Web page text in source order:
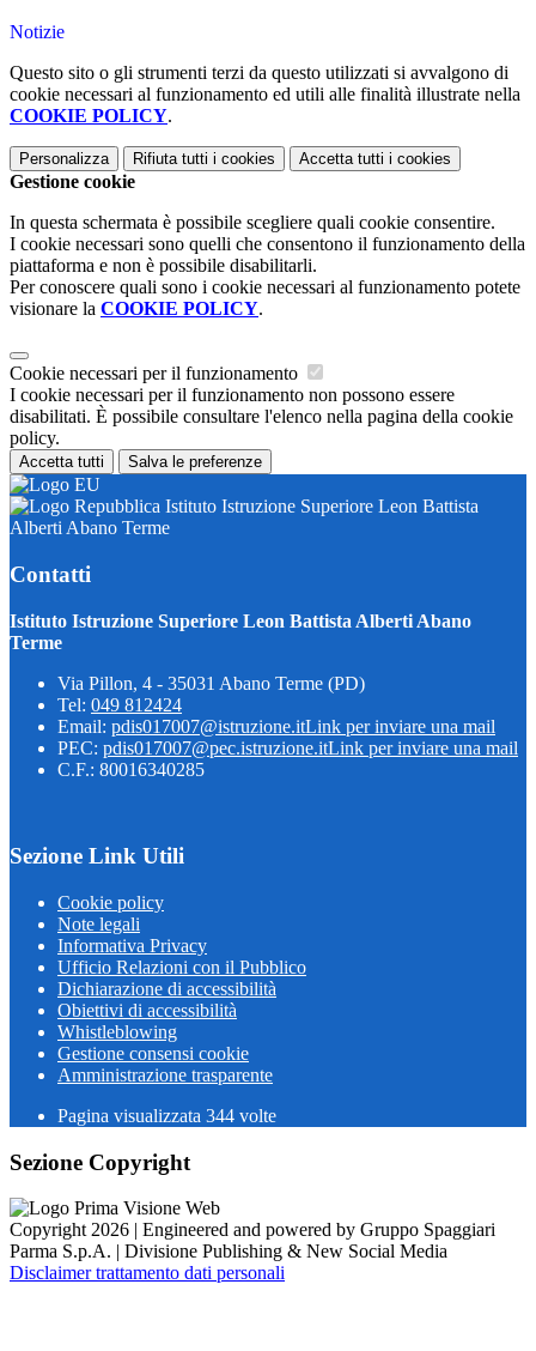
Notizie
Questo sito o gli strumenti terzi da questo utilizzati si avvalgono di
cookie necessari al funzionamento ed utili alle finalità illustrate nella
COOKIE POLICY.
Personalizza Rifiuta tutti i cookies Accetta tutti i cookies
Gestione cookie
In questa schermata è possibile scegliere quali cookie consentire.
I cookie necessari sono quelli che consentono il funzionamento della
piattaforma e non è possibile disabilitarli.
Per conoscere quali sono i cookie necessari al funzionamento potete
visionare la COOKIE POLICY.
Cookie necessari per il funzionamento
I cookie necessari per il funzionamento non possono essere
disabilitati. È possibile consultare l'elenco nella pagina della cookie
policy.
Accetta tutti Salva le preferenze
Istituto Istruzione Superiore Leon Battista
Alberti Abano Terme
Contatti
Istituto Istruzione Superiore Leon Battista Alberti Abano
Terme
Via Pillon, 4 - 35031 Abano Terme (PD)
Tel: 049 812424
Email: pdis017007@istruzione.itLink per inviare una mail
PEC: pdis017007@pec.istruzione.itLink per inviare una mail
C.F.: 80016340285
Sezione Link Utili
Cookie policy
Note legali
Informativa Privacy
Ufficio Relazioni con il Pubblico
Dichiarazione di accessibilità
Obiettivi di accessibilità
Whistleblowing
Gestione consensi cookie
Amministrazione trasparente
Pagina visualizzata 344 volte
Sezione Copyright
Copyright 2026 | Engineered and powered by Gruppo Spaggiari
Parma S.p.A. | Divisione Publishing & New Social Media
Disclaimer trattamento dati personali